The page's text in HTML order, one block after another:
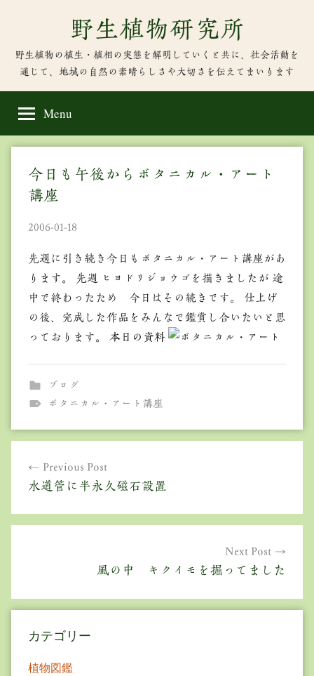
content
野生植物研究所
野生植物の植生・植相の実態を解明していくと共に、社会活動を
通じて、地域の自然の素晴らしさや大切さを伝えてまいります
Menu
今日も午後からボタニカル・アート
講座
2006-01-18
先週に引き続き今日もボタニカル・アート講座があ
ります。 先週 ヒヨドリジョウゴを描きましたが 途
中で終わったため 今日はその続きです。 仕上げ
の後、完成した作品をみんなで鑑賞し合いたいと思
っております。 本日の資料
ブログ
ボタニカル・アート講座
ビ
シ
Previous Post
水道管に半永久磁石設置
Next Post
風の中 キクイモを掘ってました
カテゴリー
植物図鑑